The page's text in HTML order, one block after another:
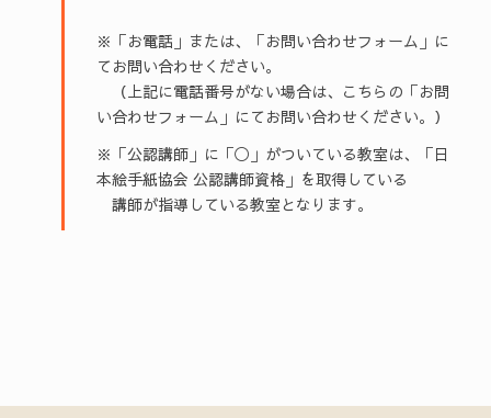
※「お電話」または、「お問い合わせフォーム」に
てお問い合わせください。
（上記に電話番号がない場合は、こちらの「お問
い合わせフォーム」にてお問い合わせください。）
※「公認講師」に「◯」がついている教室は、「日
本絵手紙協会 公認講師資格」を取得している
講師が指導している教室となります。